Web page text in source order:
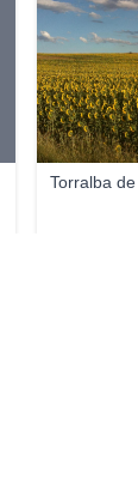
Torralba